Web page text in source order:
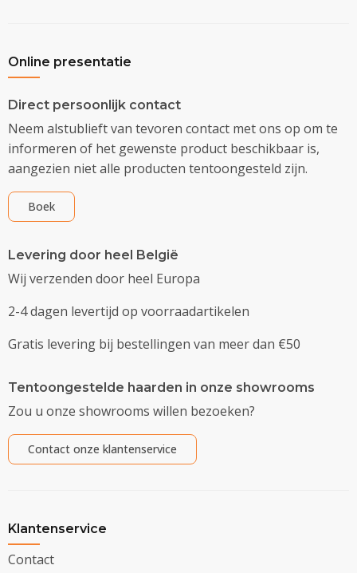
Online presentatie
Direct persoonlijk contact
Neem alstublieft van tevoren contact met ons op om te
informeren of het gewenste product beschikbaar is,
aangezien niet alle producten tentoongesteld zijn.
Boek
Levering door heel België
Wij verzenden door heel Europa
2-4 dagen levertijd op voorraadartikelen
Gratis levering bij bestellingen van meer dan €50
Tentoongestelde haarden in onze showrooms
Zou u onze showrooms willen bezoeken?
Contact onze klantenservice
Klantenservice
Contact